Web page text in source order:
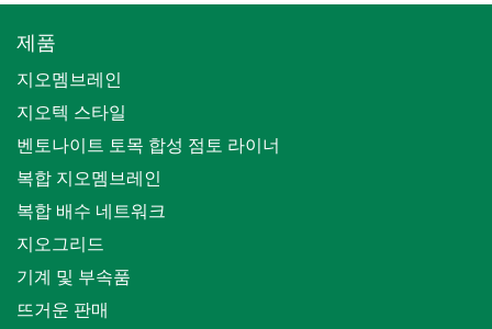
제품
지오멤브레인
지오텍 스타일
벤토나이트 토목 합성 점토 라이너
복합 지오멤브레인
복합 배수 네트워크
지오그리드
기계 및 부속품
뜨거운 판매